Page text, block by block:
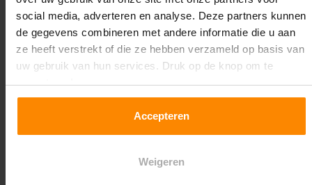
social media, adverteren en analyse. Deze partners kunnen
de gegevens combineren met andere informatie die u aan
ze heeft verstrekt of die ze hebben verzameld op basis van
uw gebruik van hun services. Druk op de knop om te
accepteren!
Accepteren
Weigeren